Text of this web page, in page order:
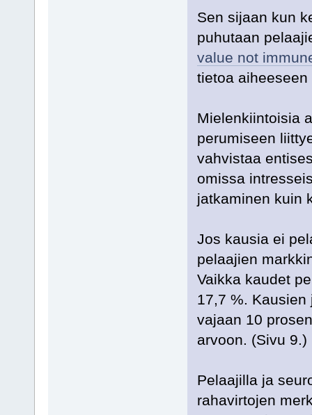
Sen sijaan kun
puhutaan
value not
tietoa
Mielenkiintoisia
perumiseen
vahvistaa
omissa
jatkaminen kuin
Jos kausia ei
pelaajien
Vaikka kaudet
17,7 %.
vajaan 10
arvoon. (Sivu 9.)
Pelaajilla ja
rahavirtojen